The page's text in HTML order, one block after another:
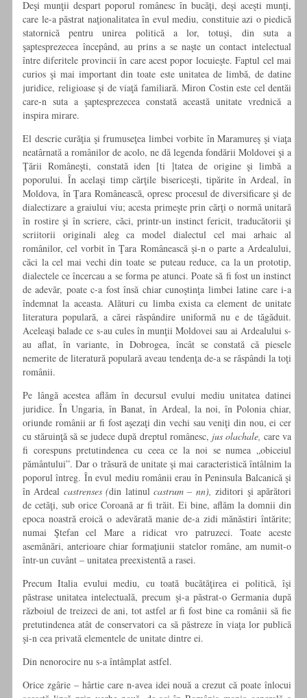
Deşi munţii despart poporul românesc în bucăţi, deşi aceşti munţi,
care le-a păstrat naţionalitatea în evul mediu, constituie azi o piedică
statornică pentru unirea politică a lor, totuşi, din suta a
şaptesprezecea începând, au prins a se naşte un contact intelectual
între diferitele provincii în care acest popor locuieşte. Faptul cel mai
curios şi mai important din toate este unitatea de limbă, de datine
juridice, religioase şi de viaţă familiară. Miron Costin este cel dentăi
care-n suta a şaptesprezecea constată această unitate vrednică a
inspira mirare.
El descrie curăţia şi frumuseţea limbei vorbite în Maramureş şi viaţa
neatârnată a românilor de acolo, ne dă legenda fondării Moldovei şi a
Ţării Româneşti, constată iden [ti ]tatea de origine şi limbă a
poporului. În acelaşi timp cărţile bisericeşti, tipărite în Ardeal, în
Moldova, în Ţara Românească, opresc procesul de diversificare şi de
dialectizare a graiului viu; acesta primeşte prin cărţi o normă unitară
în rostire şi în scriere, căci, printr-un instinct fericit, traducătorii şi
scriitorii originali aleg ca model dialectul cel mai arhaic al
românilor, cel vorbit în Ţara Românească şi-n o parte a Ardealului,
căci la cel mai vechi din toate se puteau reduce, ca la un prototip,
dialectele ce încercau a se forma pe atunci. Poate să fi fost un instinct
de adevăr, poate c-a fost însă chiar cunoştinţa limbei latine care i-a
îndemnat la aceasta. Alături cu limba exista ca element de unitate
literatura populară, a cărei răspândire uniformă nu e de tăgăduit.
Aceleaşi balade ce s-au cules în munţii Moldovei sau ai Ardealului s-
au aflat, în variante, în Dobrogea, încât se constată că piesele
nemerite de literatură populară aveau tendenţa de-a se răspândi la toţi
românii.
Pe lângă acestea aflăm în decursul evului mediu unitatea datinei
juridice. În Ungaria, în Banat, în Ardeal, la noi, în Polonia chiar,
oriunde românii ar fi fost aşezaţi din vechi sau veniţi din nou, ei cer
cu stăruinţă să se judece după dreptul românesc, jus olachale, care va
fi corespuns pretutindenea cu ceea ce la noi se numea „obiceiul
pământului”. Dar o trăsură de unitate şi mai caracteristică întâlnim la
poporul întreg. În evul mediu românii erau în Peninsula Balcanică şi
în Ardeal castrenses (din latinulcastrum – nn), ziditori şi apărători
de cetăţi, sub orice Coroană ar fi trăit. Ei bine, aflăm la domnii din
epoca noastră eroică o adevărată manie de-a zidi mănăstiri întărite;
numai Ştefan cel Mare a ridicat vro patruzeci. Toate aceste
asemănări, anterioare chiar formaţiunii statelor române, am numit-o
într-un cuvânt – unitatea preexistentă a rasei.
Precum Italia evului mediu, cu toată bucătăţirea ei politică, îşi
păstrase unitatea intelectuală, precum şi-a păstrat-o Germania după
războiul de treizeci de ani, tot astfel ar fi fost bine ca românii să fie
pretutindenea atât de conservatori ca să păstreze în viaţa lor publică
şi-n cea privată elementele de unitate dintre ei.
Din nenorocire nu s-a întâmplat astfel.
Orice zgârie – hârtie care n-avea idei nouă a crezut că poate înlocui